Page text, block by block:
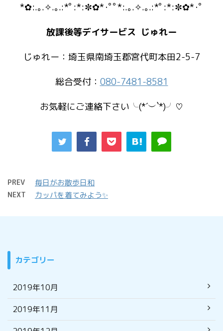
*✿:.｡.✧.｡.:*ﾟ:*:✼✿*･ﾟﾟ*:.｡.✧.｡.:*ﾟ:*:✼✿*･ﾟ
放課後等デイサービス じゅれー
じゅれー：埼玉県南埼玉郡宮代町本田2-5-7
総合受付： 080-7481-8581
お気軽にご連絡下さい╰(*´︶`*)╯♡
PREV 毎日がお散歩日和
NEXT カッパを着てみよう✨
カテゴリー
2019年10月
2019年11月